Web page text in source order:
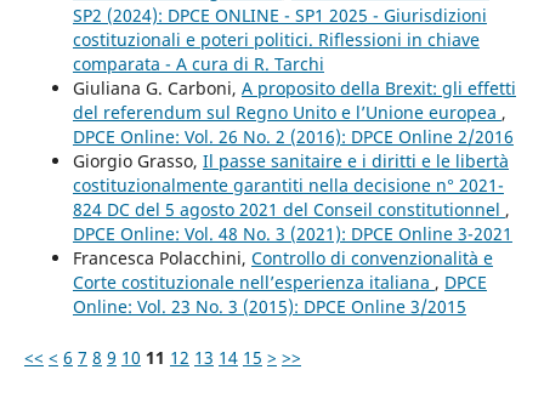
SP2 (2024): DPCE ONLINE - SP1 2025 - Giurisdizioni
costituzionali e poteri politici. Riflessioni in chiave
comparata - A cura di R. Tarchi
Giuliana G. Carboni, A proposito della Brexit: gli effetti
del referendum sul Regno Unito e l’Unione europea ,
DPCE Online: Vol. 26 No. 2 (2016): DPCE Online 2/2016
Giorgio Grasso, Il passe sanitaire e i diritti e le libertà
costituzionalmente garantiti nella decisione n° 2021-
824 DC del 5 agosto 2021 del Conseil constitutionnel ,
DPCE Online: Vol. 48 No. 3 (2021): DPCE Online 3-2021
Francesca Polacchini, Controllo di convenzionalità e
Corte costituzionale nell’esperienza italiana , DPCE
Online: Vol. 23 No. 3 (2015): DPCE Online 3/2015
<< < 6 7 8 9 10 11 12 13 14 15 > >>